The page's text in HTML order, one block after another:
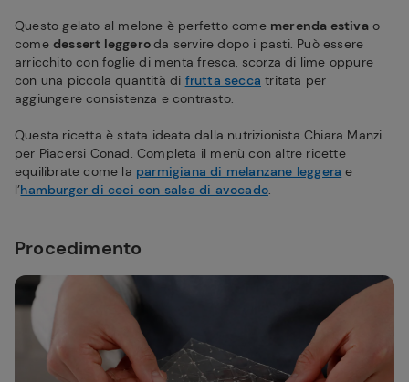
Questo gelato al melone è perfetto come merenda estivao
come dessert leggeroda servire dopo i pasti. Può essere
arricchito con foglie di menta fresca, scorza di lime oppure
con una piccola quantità di frutta secca tritata per
aggiungere consistenza e contrasto.
Questa ricetta è stata ideata dalla nutrizionista Chiara Manzi
per Piacersi Conad. Completa il menù con altre ricette
equilibrate come la parmigiana di melanzane leggera e
l’hamburger di ceci con salsa di avocado.
Procedimento